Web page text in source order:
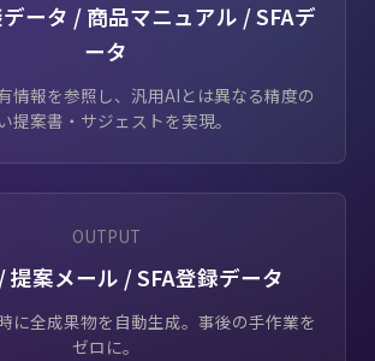
ータ / 商品マニュアル / SFAデ
ータ
情報を参照し、汎用AIとは異なる精度の
提案書・サジェストを実現。
OUTPUT
提案メール / SFA登録データ
に全成果物を自動生成。事後の手作業を
ゼロに。